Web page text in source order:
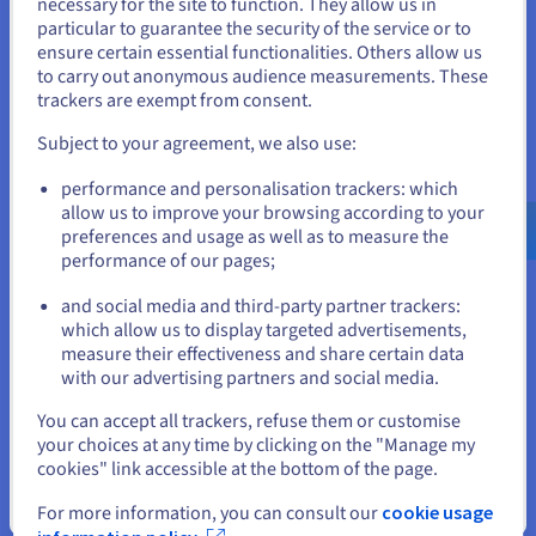
distributies
OVHcloud VPS-oplossingen zijn volledig compatibel met
populaire Linux-systemen, waaronder CentOS VPS en
AlmaLinux VPS. Deze flexibiliteit stelt je in staat om het
besturingssysteem te kiezen dat het beste past bij jouw
ervaring, softwarestack of vereisten. Je kunt migreren
van een
of Plesk VPS , of helemaal opnieuw
beginnen met DirectAdmin, terwijl je je serveromgeving
volledig onder controle houdt. Bovendien biedt
DirectAdmin, omdat het minder RAM gebruikt, klanten
een betere dichtheid voor multisites.
Eén-klik herinstallatie-opties
Dankzij de opties voor herinstallatie met één klik zit je
nooit vast als er iets misgaat – je kunt je VPS in enkele
minuten resetten. Of je nu een nieuw project lanceert,
opstelling, je kunt snel vooruit zonder complexe stappen
Je lijkt je in Verenigde Staten te
bevinden.
Als je wilt bestellen vanuit [land], moet je de juiste website
doorbladeren en een account aanmaken.
us.ovhcloud.com/
Engels USD - $
or
Blijf op de huidige website
Sluiten
particular to guarantee the security of the service or to
ensure certain essential functionalities. Others allow us
to carry out anonymous audience measurements. These
trackers are exempt from consent.
Subject to your agreement, we also use:
performance and personalisation trackers: which
allow us to improve your browsing according to your
preferences and usage as well as to measure the
performance of our pages;
and social media and third-party partner trackers:
which allow us to display targeted advertisements,
measure their effectiveness and share certain data
with our advertising partners and social media.
You can accept all trackers, refuse them or customise
your choices at any time by clicking on the "Manage my
cookies" link accessible at the bottom of the page.
For more information, you can consult our cookie usage